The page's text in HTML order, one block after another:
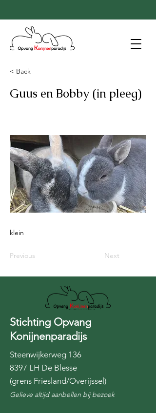
< Back
Guus en Bobby (in pleeg)
klein
Previous Next
Stichting Opvang
Konijnenparadijs
Steenwijkerweg 136
8397 LH De Blesse
(grens Friesland/Overijssel)
Gelieve altijd aanbellen bij bezoek